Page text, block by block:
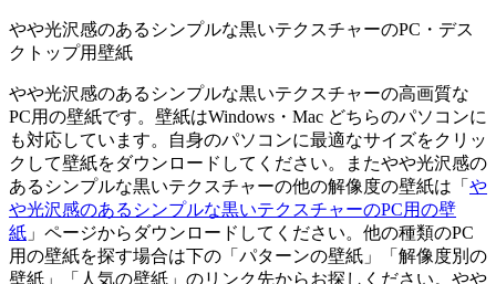
やや光沢感のあるシンプルな黒いテクスチャーのPC・デス
クトップ用壁紙
やや光沢感のあるシンプルな黒いテクスチャーの高画質な
PC用の壁紙です。壁紙はWindows・Mac どちらのパソコンに
も対応しています。自身のパソコンに最適なサイズをクリッ
クして壁紙をダウンロードしてください。またやや光沢感の
あるシンプルな黒いテクスチャーの他の解像度の壁紙は「 や
や光沢感のあるシンプルな黒いテクスチャーのPC用の壁
紙 」ページからダウンロードしてください。他の種類のPC
用の壁紙を探す場合は下の「パターンの壁紙」「解像度別の
壁紙」「人気の壁紙」のリンク先からお探しください。やや